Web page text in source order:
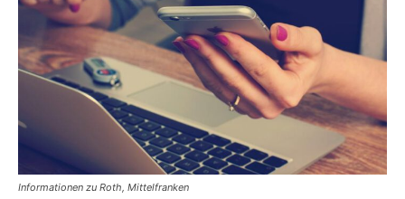
Informationen zu Roth, Mittelfranken